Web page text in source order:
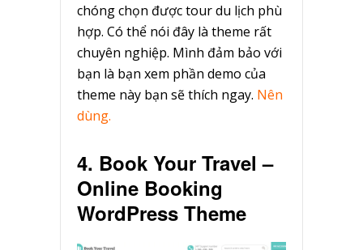
chóng chọn được tour du lịch phù
hợp. Có thể nói đây là theme rất
chuyên nghiệp. Mình đảm bảo với
bạn là bạn xem phần demo của
theme này bạn sẽ thích ngay. Nên
dùng.
4. Book Your Travel –
Online Booking
WordPress Theme